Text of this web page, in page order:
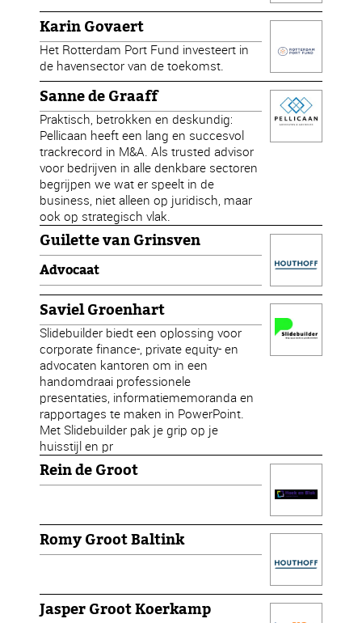
Karin Govaert
Het Rotterdam Port Fund investeert in
de havensector van de toekomst.
Sanne de Graaff
Praktisch, betrokken en deskundig:
Pellicaan heeft een lang en succesvol
trackrecord in M&A. Als trusted advisor
voor bedrijven in alle denkbare sectoren
begrijpen we wat er speelt in de
business, niet alleen op juridisch, maar
ook op strategisch vlak.
Guilette van Grinsven
Advocaat
Saviel Groenhart
Slidebuilder biedt een oplossing voor
corporate finance-, private equity- en
advocaten kantoren om in een
handomdraai professionele
presentaties, informatiememoranda en
rapportages te maken in PowerPoint.
Met Slidebuilder pak je grip op je
huisstijl en pr
Rein de Groot
Romy Groot Baltink
Jasper Groot Koerkamp